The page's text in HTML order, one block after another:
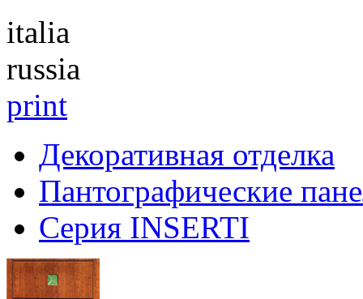
italia
russia
print
Декоративная отделка
Пантографические
Серия INSERTI